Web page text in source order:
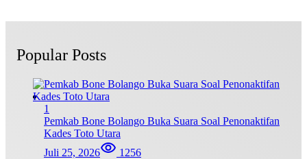
Popular Posts
1
Pemkab Bone Bolango Buka Suara Soal Penonaktifan
Kades Toto Utara
Juli 25, 2026
1256